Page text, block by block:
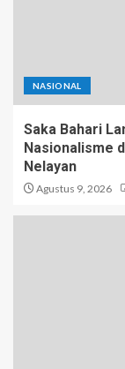
NASIONAL
Saka Bahari
Nasionalisme
Nelayan
Agustus 9, 2026